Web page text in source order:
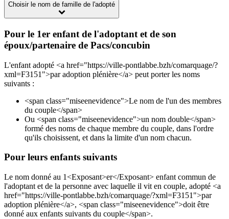
Choisir le nom de famille de l'adopté
Pour le 1er enfant de l'adoptant et de son
époux/partenaire de Pacs/concubin
L'enfant adopté <a href="https://ville-pontlabbe.bzh/comarquage/?
xml=F3151">par adoption plénière</a> peut porter les noms
suivants :
<span class="miseenevidence">Le nom de l'un des membres
du couple</span>
Ou <span class="miseenevidence">un nom double</span>
formé des noms de chaque membre du couple, dans l'ordre
qu'ils choisissent, et dans la limite d'un nom chacun.
Pour leurs enfants suivants
Le nom donné au 1<Exposant>er</Exposant> enfant commun de
l'adoptant et de la personne avec laquelle il vit en couple, adopté <a
href="https://ville-pontlabbe.bzh/comarquage/?xml=F3151">par
adoption plénière</a>, <span class="miseenevidence">doit être
donné aux enfants suivants du couple</span>.